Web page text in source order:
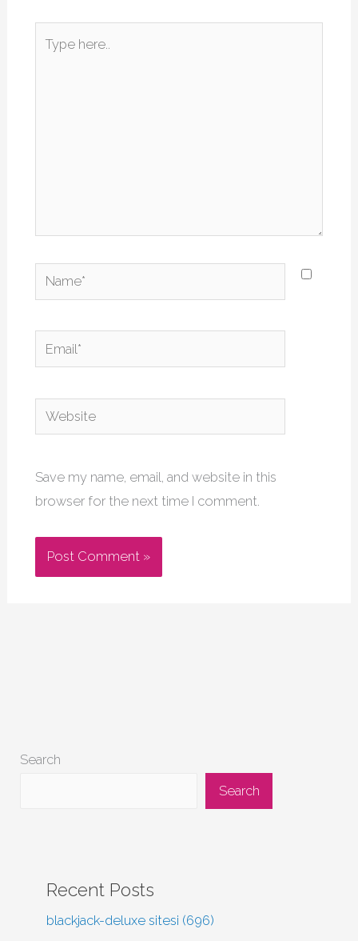
here..
Name*
Email*
Website
Save my name, email, and website in this
browser for the next time I comment.
Search
Search
Recent Posts
blackjack-deluxe sitesi (696)